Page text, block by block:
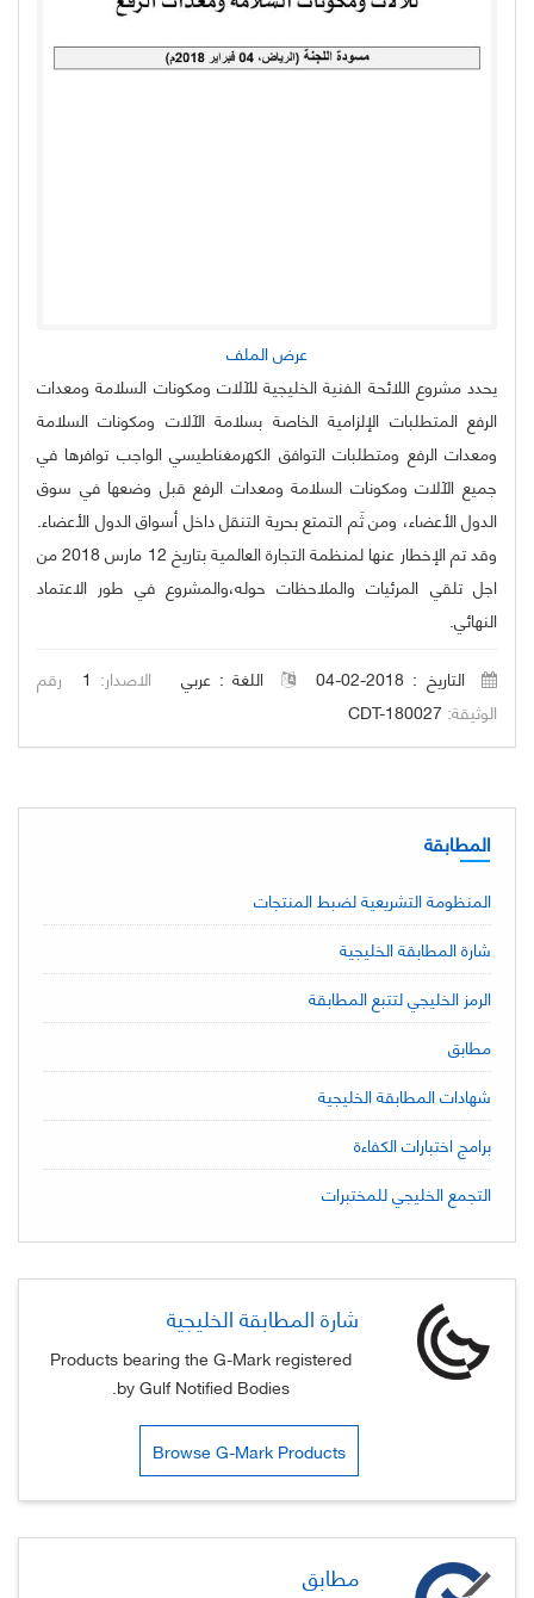
عرض الملف
يحدد مشروع اللائحة الفنية الخليجية للآلات ومكونات السلامة ومعدات
الرفع المتطلبات الإلزامية الخاصة بسلامة الآلات ومكونات السلامة
ومعدات الرفع ومتطلبات التوافق الكهرمغناطيسي الواجب توافرها في
جميع الآلات ومكونات السلامة ومعدات الرفع قبل وضعها في سوق
الدول الأعضاء، ومن ثَم التمتع بحرية التنقل داخل أسواق الدول الأعضاء.
وقد تم الإخطار عنها لمنظمة التجارة العالمية بتاريخ 12 مارس 2018 من
اجل تلقي المرئيات والملاحظات حوله،والمشروع في طور الاعتماد
النهائي.
التاريخ : 2018-02-04
اللغة :عربي الاصدار: 1
رقم
الوثيقة: CDT-180027
المطابقة
المنظومة التشريعية لضبط المنتجات
شارة المطابقة الخليجية
الرمز الخليجي لتتبع المطابقة
مطابق
شهادات المطابقة الخليجية
برامج اختبارات الكفاءة
التجمع الخليجي للمختبرات
شارة المطابقة الخليجية
Products bearing the G-Mark registered
by Gulf Notified Bodies.
Browse G-Mark Products
مطابق